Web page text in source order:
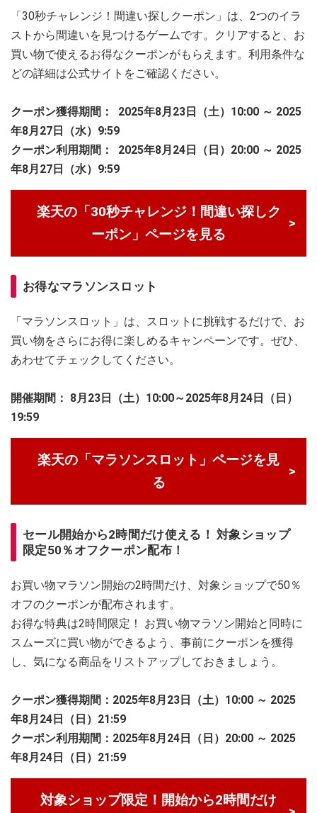
「30秒チャレンジ！間違い探しクーポン」は、2つのイラ
ストから間違いを見つけるゲームです。クリアすると、お
買い物で使えるお得なクーポンがもらえます。利用条件な
どの詳細は公式サイトをご確認ください。
クーポン獲得期間：
2025年8月23日（土）10:00 ～ 2025
年8月27日（水）9:59
クーポン利用期間：
2025年8月24日（日）20:00 ～ 2025
年8月27日（水）9:59
楽天の「30秒チャレンジ！間違い探しク
ーポン」ページを見る
お得なマラソンスロット
「マラソンスロット」は、スロットに挑戦するだけで、お
買い物をさらにお得に楽しめるキャンペーンです。ぜひ、
あわせてチェックしてください。
開催期間： 8月23日（土）10:00～2025年8月24日（日）
19:59
楽天の「マラソンスロット」ページを見
る
セール開始から2時間だけ使える！ 対象ショップ
限定50％オフクーポン配布！
お買い物マラソン開始の2時間だけ、対象ショップで50％
オフのクーポンが配布されます。
お得な特典は2時間限定！ お買い物マラソン開始と同時に
スムーズに買い物ができるよう、事前にクーポンを獲得
し、気になる商品をリストアップしておきましょう。
クーポン獲得期間：2025年8月23日（土）10:00 ～ 2025
年8月24日（日）21:59
クーポン利用期間：2025年8月24日（日）20:00 ～ 2025
年8月24日（日）21:59
対象ショップ限定！開始から2時間だけ